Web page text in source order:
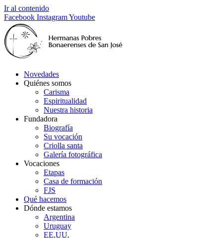
Ir al contenido
Facebook InstagramYoutube
Novedades
Quiénes somos
Carisma
Espiritualidad
Nuestra historia
Fundadora
Biografía
Su vocación
Criolla santa
Galería fotográfica
Vocaciones
Etapas
Casa de formación
FJS
Qué hacemos
Dónde estamos
Argentina
Uruguay
EE.UU.